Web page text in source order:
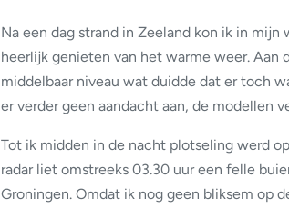
Na een dag strand in Zeeland kon ik in
heerlijk genieten van het warme weer.
middelbaar niveau wat duidde dat er toch
er verder geen aandacht aan, de modellen
Tot ik midden in de nacht plotseling werd
radar liet omstreeks 03.30 uur een felle
Groningen. Omdat ik nog geen bliksem op